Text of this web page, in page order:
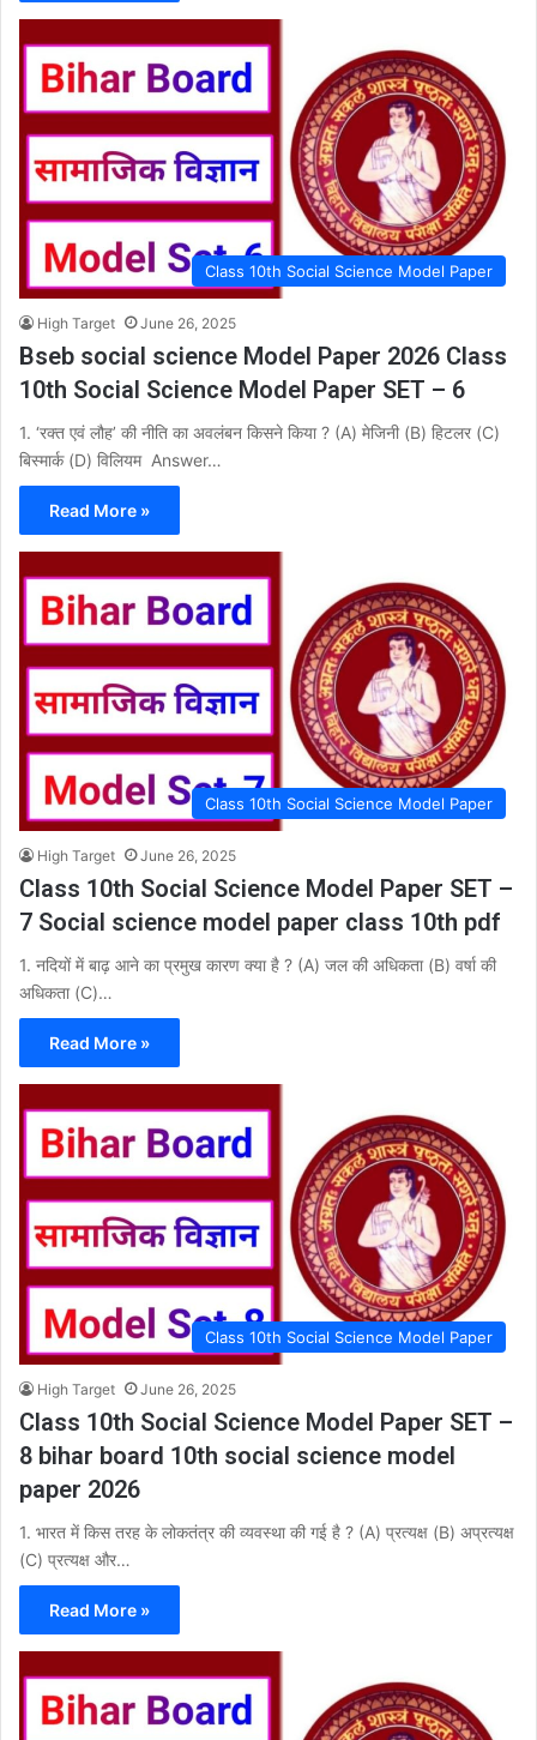
Class 10th Social Science Model Paper
High Target June 26, 2025
Bseb social science Model Paper 2026 Class
10th Social Science Model Paper SET – 6
1. ‘रक्त एवं लौह’ की नीति का अवलंबन किसने किया ? (A) मेजिनी (B) हिटलर (C)
बिस्मार्क (D) विलियम Answer…
Read More »
Class 10th Social Science Model Paper
High Target June 26, 2025
Class 10th Social Science Model Paper SET –
7 Social science model paper class 10th pdf
1. नदियों में बाढ़ आने का प्रमुख कारण क्या है ? (A) जल की अधिकता (B) वर्षा की
अधिकता (C)…
Read More »
Class 10th Social Science Model Paper
High Target June 26, 2025
Class 10th Social Science Model Paper SET –
8 bihar board 10th social science model
paper 2026
1. भारत में किस तरह के लोकतंत्र की व्यवस्था की गई है ? (A) प्रत्यक्ष (B) अप्रत्यक्ष
(C) प्रत्यक्ष और…
Read More »